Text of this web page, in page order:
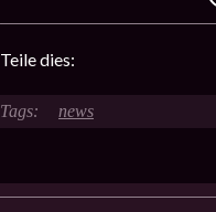
Teile dies:
news